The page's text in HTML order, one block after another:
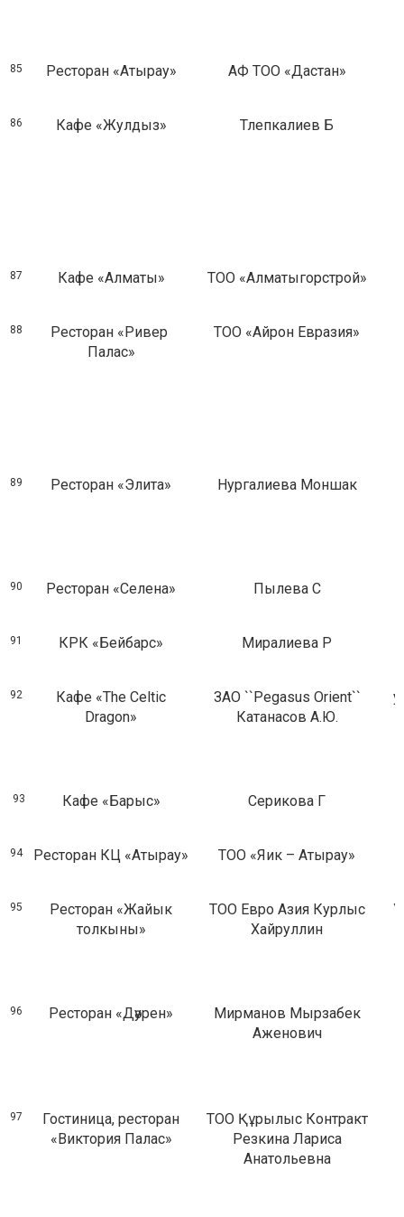
85 Ресторан «Атырау» АФ ТОО «Дастан»
86 Кафе «Жулдыз» Тлепкалиев Б
87 Кафе «Алматы» ТОО «Алматыгорстрой»
88
Ресторан «Ривер
Палас»
ТОО «Айрон Евразия»
89 Ресторан «Элита» Нургалиева Моншак
90 Ресторан «Селена» Пылева С
91 КРК «Бейбарс» Миралиева Р
92
Кафе «The Celtic
Dragon»
ЗAO ``Pegasus Orient``
Катанасов А.Ю.
93 Кафе «Барыс» Серикова Г
94 Ресторан КЦ «Атырау» ТОО «Яик – Атырау»
95
Ресторан «Жайык
толкыны»
ТОО Евро Азия Курлыс
Хайруллин
96 Ресторан «Дәурен»
Мирманов Мырзабек
Аженович
97
Гостиница, ресторан
«Виктория Палас»
ТОО Құрылыс Контракт
Резкина Лариса
Анатольевна